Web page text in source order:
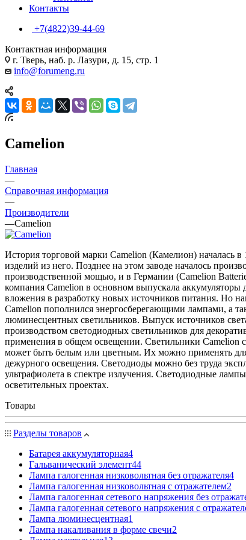
Контакты
+7(4822)39-44-69
Контактная информация
г. Тверь, наб. р. Лазури, д. 15, стр. 1
info@forumeng.ru
Camelion
Главная
—
Справочная информация
—
Производители
—Camelion
История торговой марки Camelion (Камелион) началась
изделий из него. Позднее на этом заводе началось
производственной мощью, и в Германии (Camelion
компания Camelion в основном выпускала аккумуляторы
вложения в разработку новых источников питания. Но
Camelion пополнился энергосберегающими лампами, а
люминесцентных светильников. Выпуск источников
производством светодиодных светильников для
применения в общем освещении. Светильники Camelion
может быть белым или цветным. Их можно применять для
дежурного освещения. Светодиоды можно без труда
ультрафиолета в спектре излучения. Светодиодные
осветительных проектах.
Товары
Разделы товаров
Батарея аккумуляторная4
Гальванический элемент44
Лампа галогенная низковольтная без отражателя4
Лампа галогенная низковольтная с отражателем2
Лампа галогенная сетевого напряжения без
Лампа галогенная сетевого напряжения с
Лампа люминесцентная1
Лампа накаливания в форме свечи2